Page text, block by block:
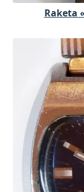
Raketa